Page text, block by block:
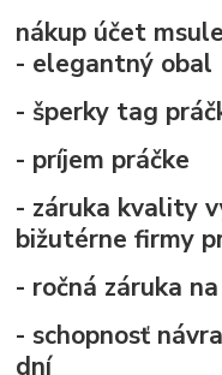
nákup účet
- elegantný obal
- šperky tag
- príjem práčke
- záruka kvality
bižutérne firmy
- ročná záruka
- schopnosť
dní